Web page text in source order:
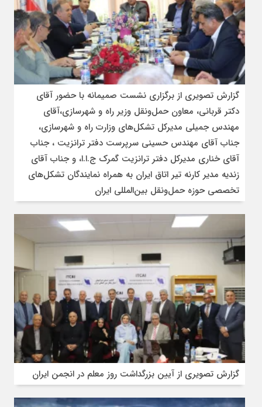
گزارش تصویری از برگزاری نشست صمیمانه با حضور آقای
دکتر قربانی، معاون حمل‌ونقل وزیر راه و شهرسازی،آقای
مهندس جمیلی مدیرکل تشکل‌های وزارت راه و شهرسازی،
جناب آقای مهندس حسینی سرپرست دفتر ترانزیت ، جناب
آقای خناری مدیرکل دفتر ترانزیت گمرک ج.ا.ا، و جناب آقای
زندیه مدیر کارنه تیر اتاق ایران به همراه نمایندگان تشکل‌های
تخصصی حوزه حمل‌ونقل بین‌المللی ایران
گزارش تصویری از آیین بزرگداشت روز معلم در انجمن ایران